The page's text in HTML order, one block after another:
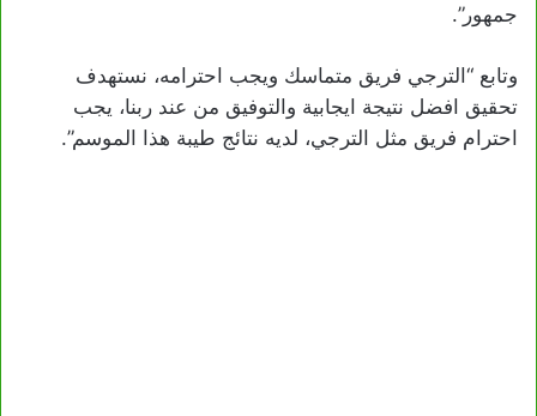
جمهور”.
وتابع “الترجي فريق متماسك ويجب احترامه، نستهدف
تحقيق افضل نتيجة ايجابية والتوفيق من عند ربنا، يجب
احترام فريق مثل الترجي، لديه نتائج طيبة هذا الموسم”.